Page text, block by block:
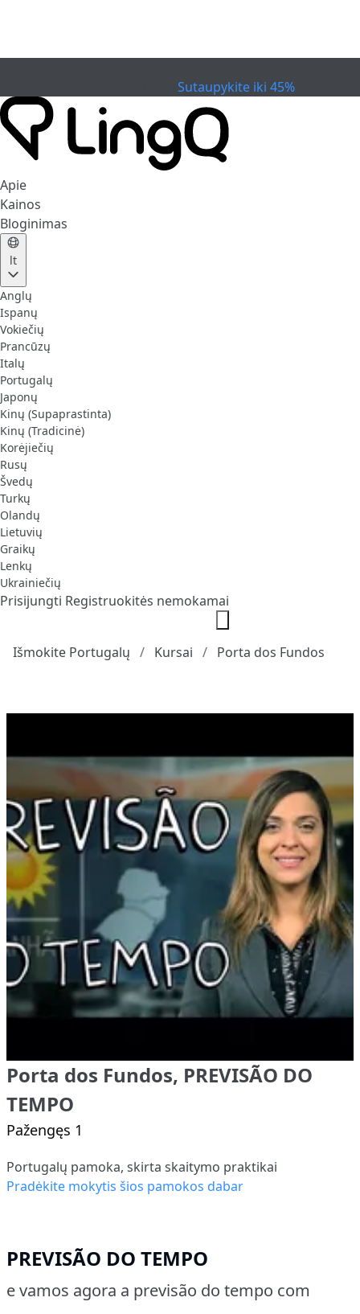
Sutaupykite iki 45%
Apie
Kainos
Bloginimas
lt
Anglų
Ispanų
Vokiečių
Prancūzų
Italų
Portugalų
Japonų
Kinų (Supaprastinta)
Kinų (Tradicinė)
Korėjiečių
Rusų
Švedų
Turkų
Olandų
Lietuvių
Graikų
Lenkų
Ukrainiečių
Prisijungti Registruokitės nemokamai
Išmokite Portugalų Kursai Porta dos Fundos
Porta dos Fundos, PREVISÃO DO
TEMPO
Pažengęs 1
Portugalų pamoka, skirta skaitymo praktikai
Pradėkite mokytis šios pamokos dabar
PREVISÃO DO TEMPO
e vamos agora a previsão do tempo com